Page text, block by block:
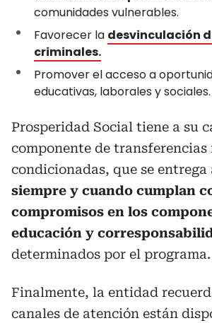
comunidades vulnerables.
Favorecer la desvinculación
criminales.
Promover el acceso a
educativas, laborales y sociales.
Prosperidad Social tiene a su
componente de transferencias
condicionadas, que se entrega
siempre y cuando cumplan
compromisos en los
educación y
determinados por el programa.
Finalmente, la entidad
canales de atención están